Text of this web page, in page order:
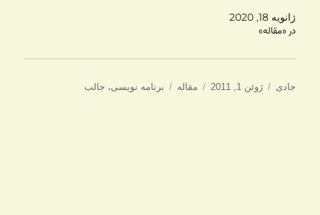
ژانویه 18, 2020
در «مقاله»
نویسنده
جادی
ارسال
ژوئن 1, 2011 دسته‌ها
مقاله برچسب‌ها
برنامه نویسی، جالب